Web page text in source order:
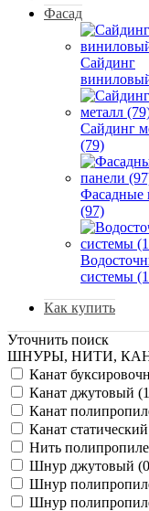
Фасад
Сайдинг
Сайдинг
(79)
Фасадные
(97)
системы
Как купить
Уточнить поиск
ШНУРЫ, НИТИ,
Канат
Канат джутовый
Канат
Канат
Нить
Шнур джутовый
Шнур
Шнур